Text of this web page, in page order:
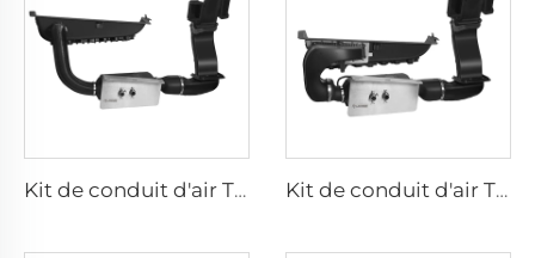
Kit de conduit d'air T5/6 - Standard Kit de conduit d'air T5/6 - Premium